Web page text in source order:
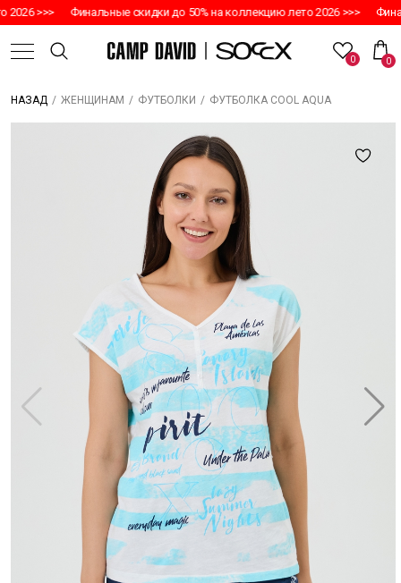
>>> Финальные скидки до 50% на коллекцию лето 2026 >>>
0 0
НАЗАД / ЖЕНЩИНАМ / ФУТБОЛКИ / ФУТБОЛКА COOL AQUA